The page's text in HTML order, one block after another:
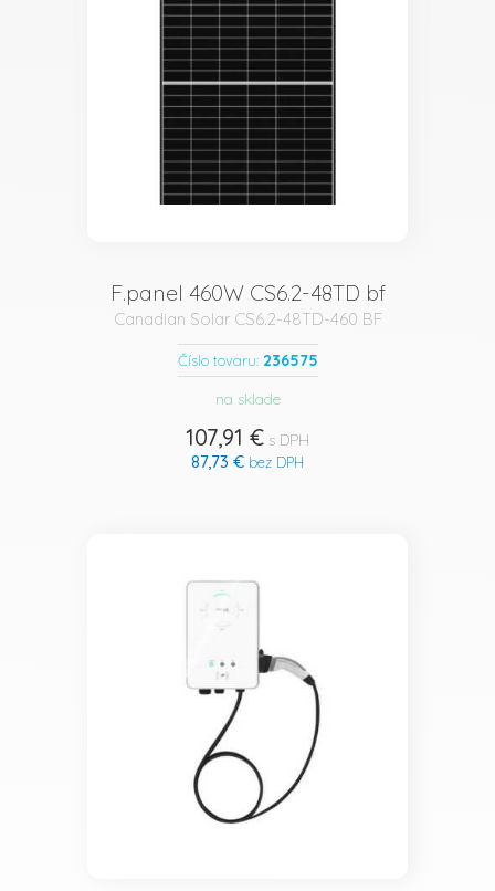
F.panel 460W CS6.2-48TD bf
Canadian Solar CS6.2-48TD-460 BF
Číslo tovaru: 236575
na sklade
107,91 € s DPH
87,73 € bez DPH